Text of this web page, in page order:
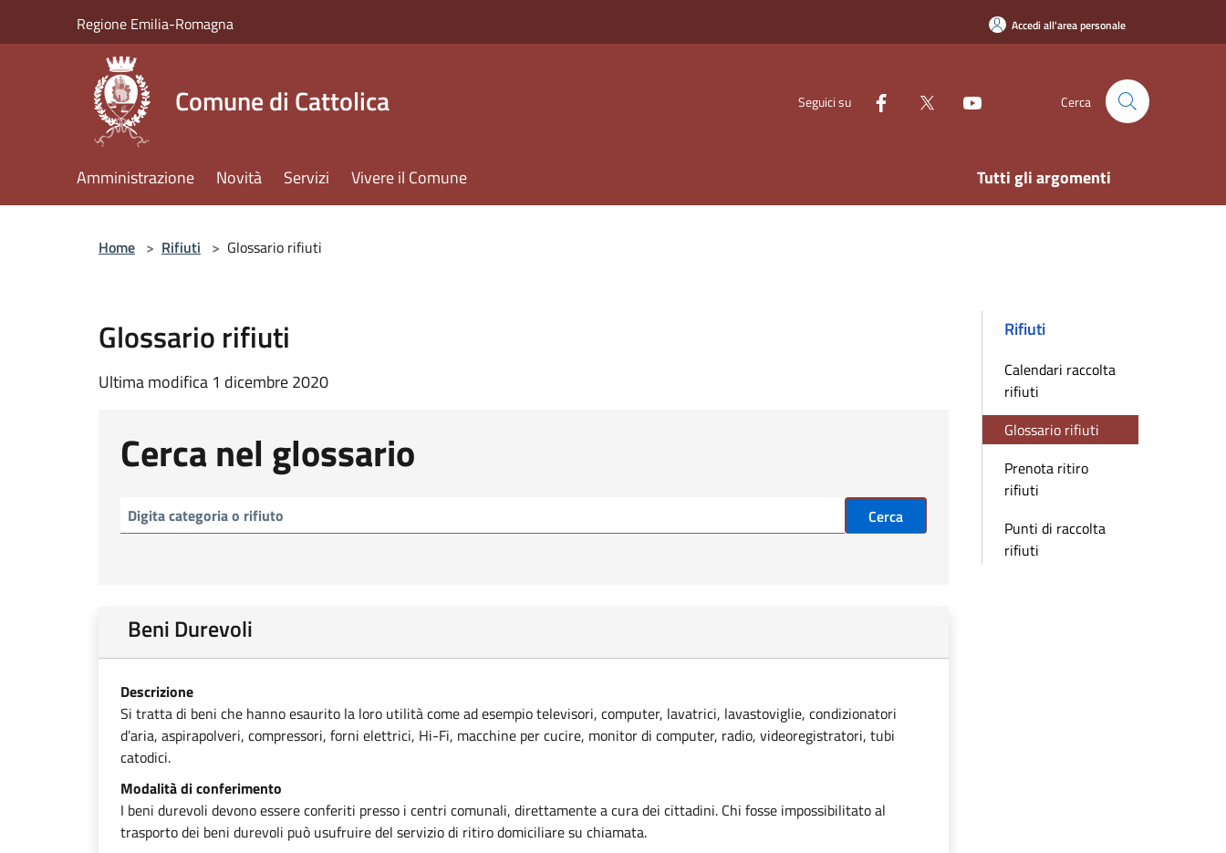
Regione Emilia-Romagna Accedi all'area personale
Comune di Cattolica Seguici su Cerca
Amministrazione Novità Servizi Vivere il Comune Tutti gli argomenti
Home > Rifiuti > Glossario rifiuti
Glossario rifiuti
Ultima modifica 1 dicembre 2020
Cerca nel glossario
Cerca
Beni Durevoli
Descrizione
Si tratta di beni che hanno esaurito la loro utilità come ad esempio televisori, computer, lavatrici, lavastoviglie, condizionatori
d’aria, aspirapolveri, compressori, forni elettrici, Hi-Fi, macchine per cucire, monitor di computer, radio, videoregistratori, tubi
catodici.
Modalità di conferimento
I beni durevoli devono essere conferiti presso i centri comunali, direttamente a cura dei cittadini. Chi fosse impossibilitato al
trasporto dei beni durevoli può usufruire del servizio di ritiro domiciliare su chiamata.
Rifiuti
Calendari raccolta
rifiuti
Glossario rifiuti
Prenota ritiro
rifiuti
Punti di raccolta
rifiuti